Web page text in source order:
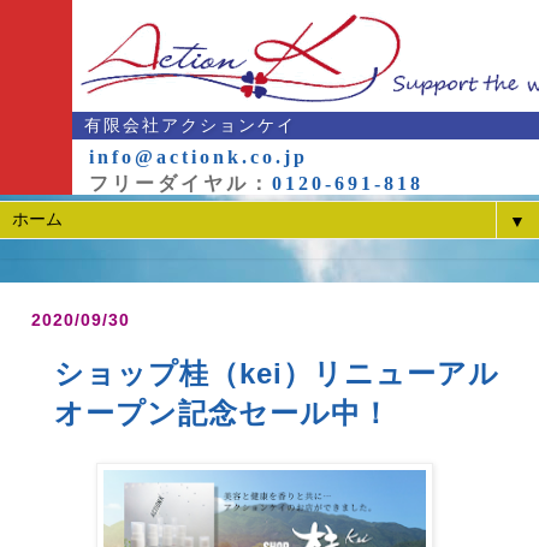
有限会社アクションケイ
info@actionk.co.jp
フリーダイヤル： 0120-691-818
▼
2020/09/30
ショップ桂（kei）リニューアル
オープン記念セール中！